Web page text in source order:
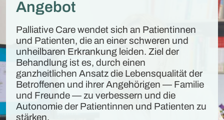
und
der
der
— Familie
zu